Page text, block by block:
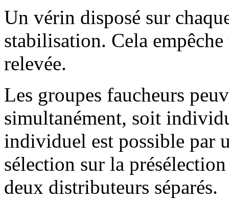
Un vérin disposé sur
stabilisation. Cela
relevée.
Les groupes faucheurs
simultanément, soit
individuel est possible par
sélection sur la
deux distributeurs séparés.